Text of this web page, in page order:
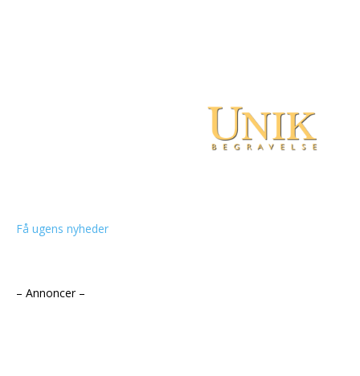
Få ugens nyheder
– Annoncer –